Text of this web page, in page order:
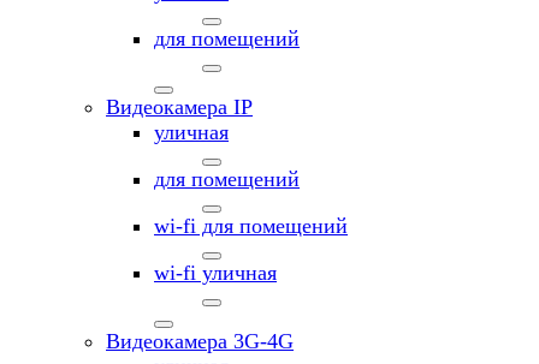
для помещений
Видеокамера IP
уличная
для помещений
wi-fi для помещений
wi-fi уличная
Видеокамера 3G-4G